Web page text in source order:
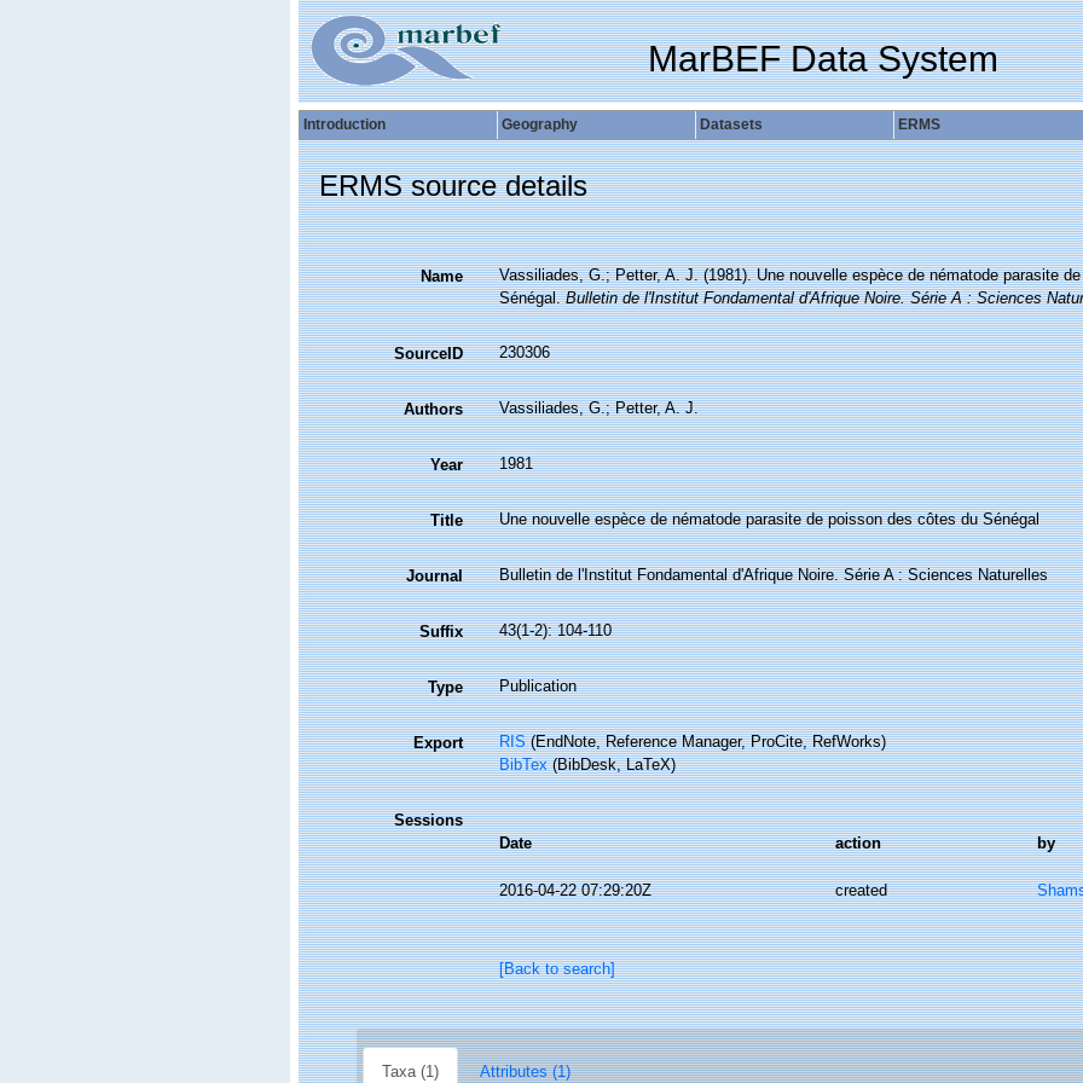
MarBEF Data System
Introduction Geography Datasets ERMS
ERMS source details
Name
Vassiliades, G.; Petter, A. J. (1981). Une nouvelle espèce de nématode parasite
Sénégal.Bulletin de l'Institut Fondamental d'Afrique Noire. Série A : Sciences
SourceID 230306
Authors Vassiliades, G.; Petter, A. J.
Year 1981
Title Une nouvelle espèce de nématode parasite de poisson des côtes du Sénégal
Journal Bulletin de l'Institut Fondamental d'Afrique Noire. Série A : Sciences Naturelles
Suffix 43(1-2): 104-110
Type Publication
Export RIS(EndNote, Reference Manager, ProCite, RefWorks)
BibTex(BibDesk, LaTeX)
Sessions
Date
action by
2016-04-22 07:29:20Z created
[Back to search]
Taxa (1) Attributes (1)